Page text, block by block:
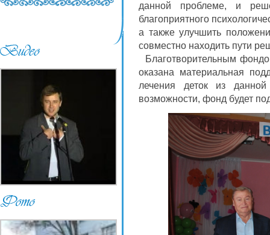
данной проблеме, и
благоприятного
а также улучшить
совместно находить пути
Благотворительным
оказана материальная
лечения деток из
возможности, фонд будет